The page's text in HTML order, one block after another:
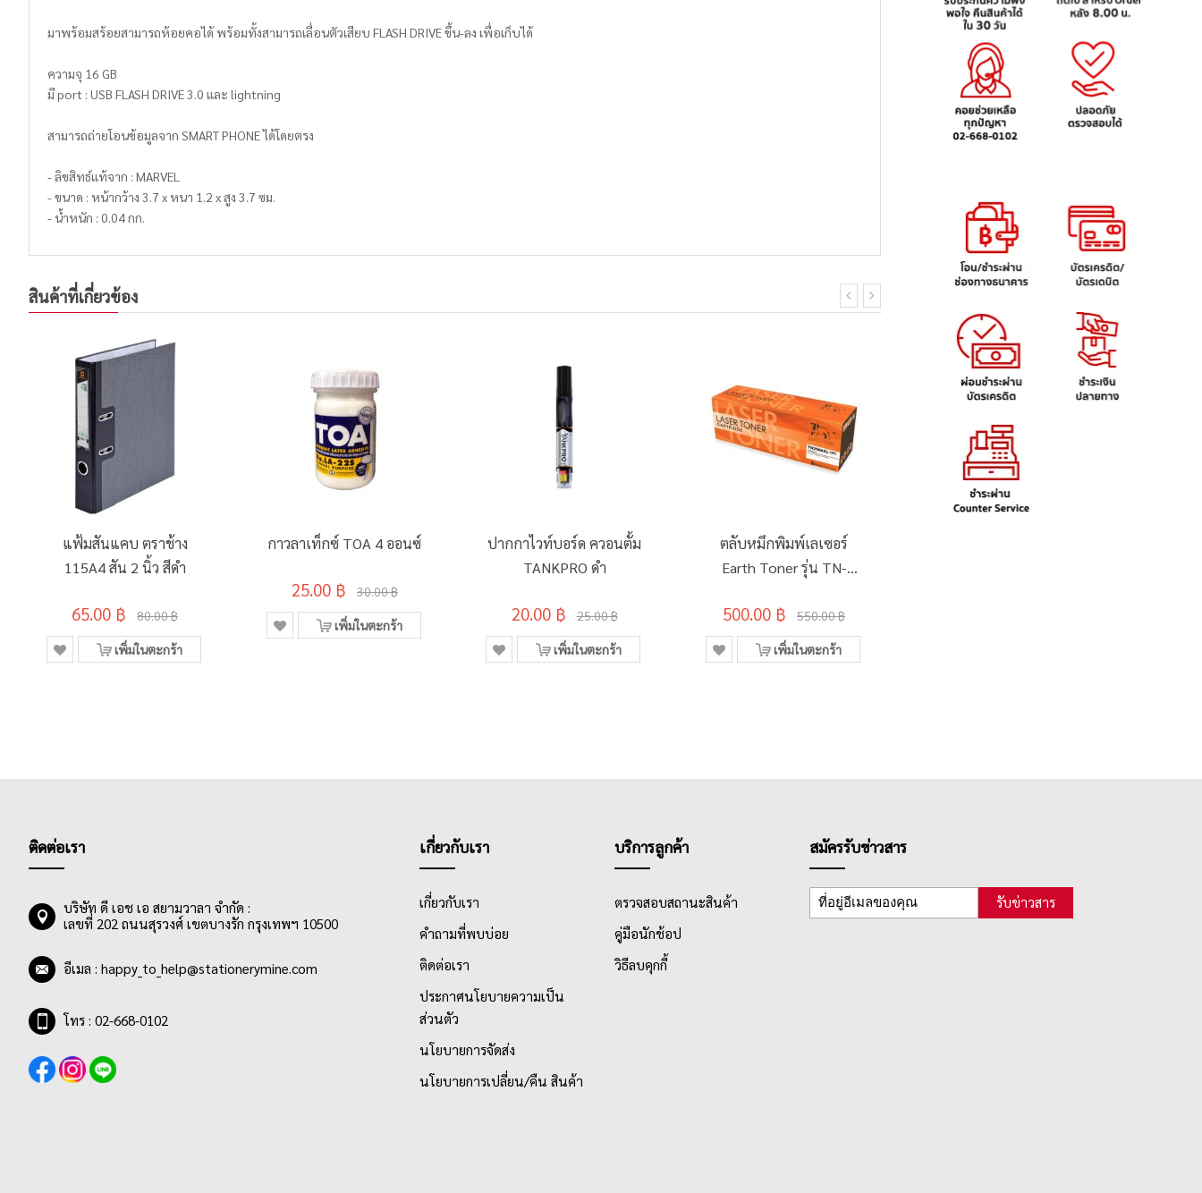
มาพร้อมสร้อยสามารถห้อยคอได้ พร้อมทั้งสามารถเลื่อนตัวเสียบ FLASH DRIVE ขึ้น-ลง เพื่อเก็บได้
ความจุ 16 GB
มี port : USB FLASH DRIVE 3.0 และ lightning
สามารถถ่ายโอนข้อมูลจาก SMART PHONE ได้โดยตรง
- ลิขสิทธ์แท้จาก : MARVEL
- ขนาด : หน้ากว้าง 3.7 x หนา 1.2 x สูง 3.7 ซม.
- นํ้าหนัก : 0.04 กก.
สินค้าที่เกี่ยวข้อง
แฟ้มสันแคบ ตราช้าง
115A4 สัน 2 นิ้ว สีดำ
65.00 ฿ 80.00 ฿
เพิ่มในตะกร้า
กาวลาเท็กซ์ TOA 4 ออนซ์
25.00 ฿ 30.00 ฿
เพิ่มในตะกร้า
ปากกาไวท์บอร์ด ควอนตั้ม
TANKPRO ดำ
20.00 ฿ 25.00 ฿
เพิ่มในตะกร้า
ตลับหมึกพิมพ์เลเซอร์
Earth Toner รุ่น TN-
500.00 ฿ 550.00 ฿
เพิ่มในตะกร้า
ติดต่อเรา
บริษัท ดี เอช เอ สยามวาลา จำกัด :
เลขที่ 202 ถนนสุรวงศ์ เขตบางรัก กรุงเทพฯ 10500
อีเมล : happy_to_help@stationerymine.com
โทร : 02-668-0102
เกี่ยวกับเรา
เกี่ยวกับเรา
คำถามที่พบบ่อย
ติดต่อเรา
ประกาศนโยบายความเป็น
ส่วนตัว
นโยบายการจัดส่ง
นโยบายการเปลี่ยน/คืน สินค้า
บริการลูกค้า
ตรวจสอบสถานะสินค้า
คู่มือนักช้อป
วิธีลบคุกกี้
สมัครรับข่าวสาร
รับข่าวสาร